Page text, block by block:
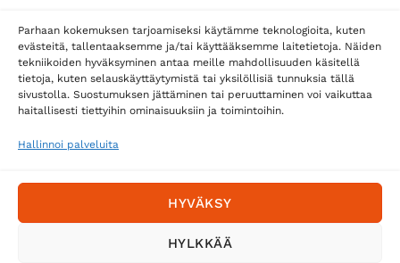
Parhaan kokemuksen tarjoamiseksi käytämme teknologioita, kuten
evästeitä, tallentaaksemme ja/tai käyttääksemme laitetietoja. Näiden
tekniikoiden hyväksyminen antaa meille mahdollisuuden käsitellä
tietoja, kuten selauskäyttäytymistä tai yksilöllisiä tunnuksia tällä
sivustolla. Suostumuksen jättäminen tai peruuttaminen voi vaikuttaa
haitallisesti tiettyihin ominaisuuksiin ja toimintoihin.
Hallinnoi palveluita
HYVÄKSY
HYLKKÄÄ
Postnord
Tilaa uutiskirje ja saat erikoisalennuksia